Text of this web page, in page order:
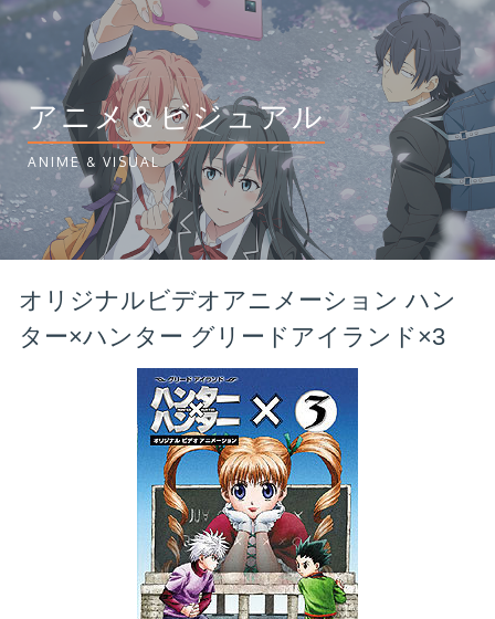
アニメ＆ビジュアル
ANIME & VISUAL
オリジナルビデオアニメーション ハン
ター×ハンター グリードアイランド×3